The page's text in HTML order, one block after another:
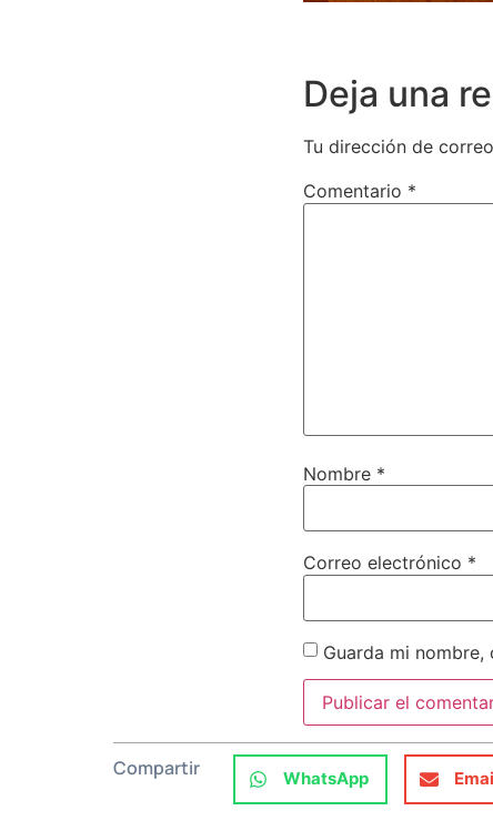
Deja una
Tu dirección de
Comentario *
Nombre *
Correo electrónico *
Guarda mi
Compartir WhatsApp